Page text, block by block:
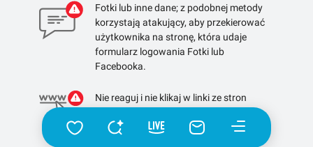
Fotki lub inne dane; z podobnej metody
korzystają atakujący, aby przekierować
użytkownika na stronę, która udaje
formularz logowania Fotki lub
Facebooka.
Nie reaguj i nie klikaj w linki ze stron